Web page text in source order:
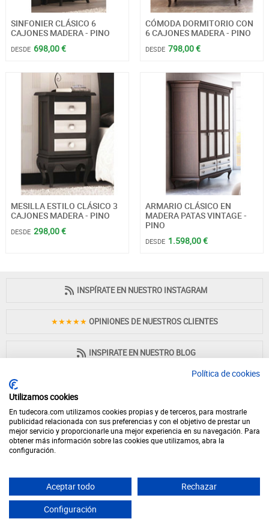
SINFONIER CLÁSICO 6
CAJONES MADERA - PINO
DESDE 698,00 €
CÓMODA DORMITORIO CON
6 CAJONES MADERA - PINO
DESDE 798,00 €
MESILLA ESTILO CLÁSICO 3
CAJONES MADERA - PINO
DESDE 298,00 €
ARMARIO CLÁSICO EN
MADERA PATAS VINTAGE -
PINO
DESDE 1.598,00 €
INSPÍRATE EN NUESTRO INSTAGRAM
★★★★★ OPINIONES DE NUESTROS CLIENTES
INSPIRATE EN NUESTRO BLOG
PAGO 100% SEGURO
© 2026 - Desde 1998 en internet - tudecora.com tienda online de muebles
fabricados en España - IVA incluido (Península y Baleares)
Política de cookies
Utilizamos cookies
En tudecora.com utilizamos cookies propias y de terceros, para mostrarle
publicidad relacionada con sus preferencias y con el objetivo de prestar un
mejor servicio y proporcionarle una mejor experiencia en su navegación. Para
obtener más información sobre las cookies que utilizamos, abra la
configuración.
Aceptar todo
Rechazar
Configuración